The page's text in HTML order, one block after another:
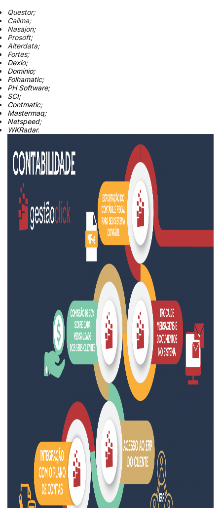
Questor;
Calima;
Nasajon;
Prosoft;
Alterdata;
Fortes;
Dexio;
Dominio;
Folhamatic;
PH Software;
SCI;
Contmatic;
Mastermaq;
Netspeed;
WKRadar.